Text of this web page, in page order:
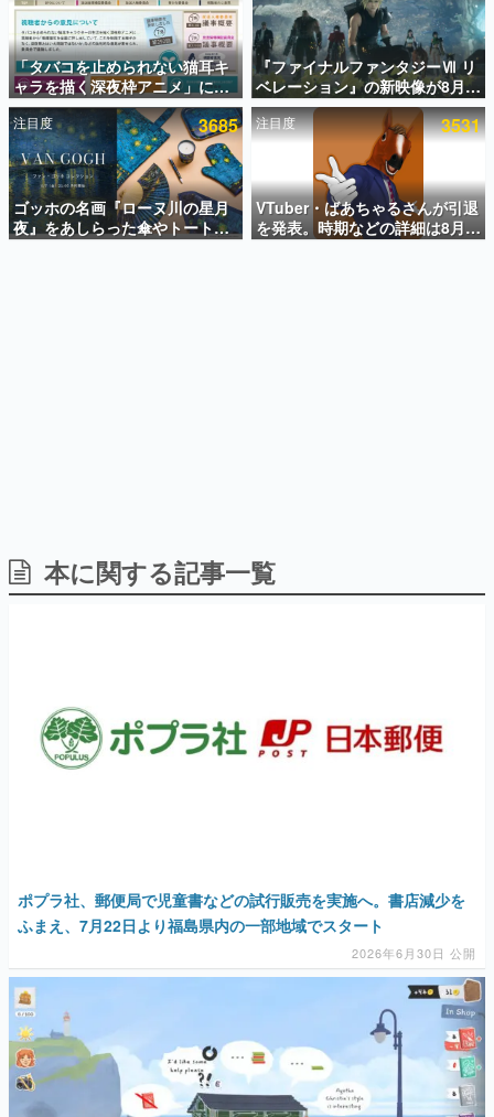
ゲームの企画書
名作ゲームクリエイターの方々に製作時のエピソードをお
聞きし、ヒットする企画（ゲーム）とは何か？を探ってい
きます。
赫本
この物語を解いてはいけない。『赫本』は、〈試験問題〉
の形をした短編ホラー小説集です。
新世代に訊く
これからのデジタルゲーム市場を担う若きクリエイター達
の姿を追い、彼らのルーツと情熱を探っていきます。
ゲーム開発者・hamatsu氏がゲームの魅力を画面や操作の
具体的な形から解き明かしていく、硬派で骨太な評論連載
です。
カテゴリ
アプリレビュー
その他
電ファミニコゲーマーとは？
運営：株式会社マレ
「タバコを止められない猫耳キ
ャラを描く深夜枠アニメ」に視
聴者の一部から批判意見。違法
薬物の使用と思しき描写も含め
て、BPOが議論を交わす
『ファイナルファンタジーⅦ リ
ベレーション』の新映像が8月
26日早朝に公開へ。『FF7』リ
メイクシリーズの完結編、
「gamescom」のオープニング
ナイトライブにてディレクター
の浜口直樹氏が登壇する予定
注目度 3685
ゴッホの名画『ローヌ川の星月
夜』をあしらった傘やトートバ
ッグなどが登場。8月7日21時よ
注目度 3531
VTuber・ばあちゃるさんが引退
を発表。時期などの詳細は8月9
日15時からの配信で説明
本に関する記事一覧
ポプラ社、郵便局で児童書などの試行販売を実施へ。書店減少を
ふまえ、7月22日より福島県内の一部地域でスタート
2026年6月30日 公開